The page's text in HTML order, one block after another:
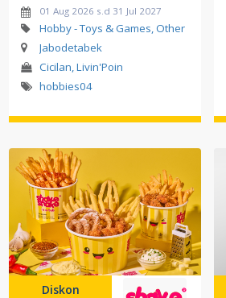
01 Aug 2026 s.d 31 Jul 2027
Hobby - Toys & Games, Other
Jabodetabek
Cicilan, Livin'Poin
hobbies04
Diskon